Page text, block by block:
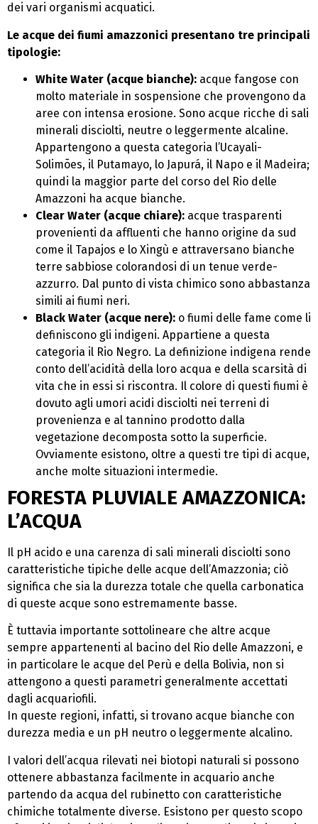
dei vari organismi acquatici.
Le acque dei fiumi amazzonici presentano tre principali
tipologie:
White Water (acque bianche): acque fangose con
molto materiale in sospensione che provengono da
aree con intensa erosione. Sono acque ricche di sali
minerali disciolti, neutre o leggermente alcaline.
Appartengono a questa categoria l’Ucayali-
Solimões, il Putamayo, lo Japurá, il Napo e il Madeira;
quindi la maggior parte del corso del Rio delle
Amazzoni ha acque bianche.
Clear Water (acque chiare): acque trasparenti
provenienti da affluenti che hanno origine da sud
come il Tapajos e lo Xingù e attraversano bianche
terre sabbiose colorandosi di un tenue verde-
azzurro. Dal punto di vista chimico sono abbastanza
simili ai fiumi neri.
Black Water (acque nere): o fiumi delle fame come li
definiscono gli indigeni. Appartiene a questa
categoria il Rio Negro. La definizione indigena rende
conto dell’acidità della loro acqua e della scarsità di
vita che in essi si riscontra. Il colore di questi fiumi è
dovuto agli umori acidi disciolti nei terreni di
provenienza e al tannino prodotto dalla
vegetazione decomposta sotto la superficie.
Ovviamente esistono, oltre a questi tre tipi di acque,
anche molte situazioni intermedie.
FORESTA PLUVIALE AMAZZONICA:
L’ACQUA
Il pH acido e una carenza di sali minerali disciolti sono
caratteristiche tipiche delle acque dell’Amazzonia; ciò
significa che sia la durezza totale che quella carbonatica
di queste acque sono estremamente basse.
È tuttavia importante sottolineare che altre acque
sempre appartenenti al bacino del Rio delle Amazzoni, e
in particolare le acque del Perù e della Bolivia, non si
attengono a questi parametri generalmente accettati
dagli acquariofili.
In queste regioni, infatti, si trovano acque bianche con
durezza media e un pH neutro o leggermente alcalino.
I valori dell’acqua rilevati nei biotopi naturali si possono
ottenere abbastanza facilmente in acquario anche
partendo da acqua del rubinetto con caratteristiche
chimiche totalmente diverse. Esistono per questo scopo